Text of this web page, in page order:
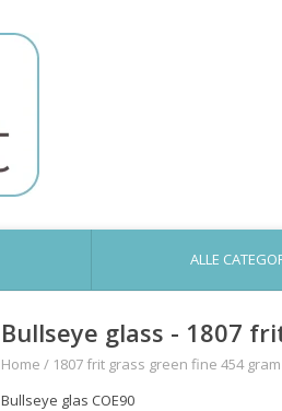
ALLE
Bullseye glass - 1807
Home / 1807 frit grass green fine 454 gram
Bullseye glas COE90